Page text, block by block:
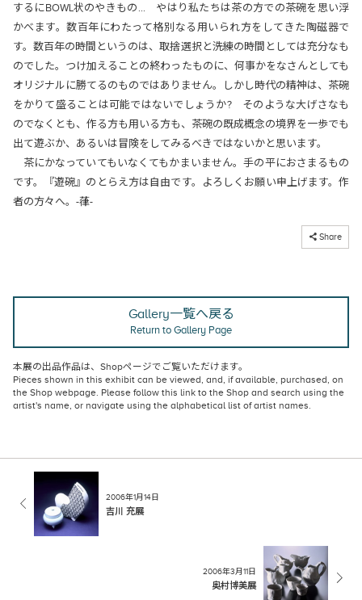
するにBOWL状のやきもの… やはり私たちは茶の方での茶碗を思い浮
かべます。数百年にわたって格別なる用いられ方をしてきた陶磁器で
す。数百年の時間というのは、取捨選択と洗練の時間としては充分なも
のでした。つけ加えることの終わったものに、何事かをなさんとしても
オリジナルに勝てるのものではありません。しかし時代の精神は、茶碗
をかりて盛ることは可能ではないでしょうか? そのような大げさなも
のでなくとも、作る方も用いる方も、茶碗の既成概念の境界を一歩でも
出て遊ぶか、あるいは冒険をしてみるべきではないかと思います。
茶にかなっていてもいなくてもかまいません。手の平におさまるもの
です。『遊碗』のとらえ方は自由です。よろしくお願い申上げます。作
者の方々へ。-葎-
Share
コピーしました
Gallery一覧へ戻る
Return to Gallery Page
本展の出品作品は、 Shopページでご覧いただけます。
Pieces shown in this exhibit can be viewed, and, if available, purchased, on
the Shop webpage. Please follow this link to the Shop and search using the
artist's name, or navigate using the alphabetical list of artist names.
2006年1月14日
吉川 充展
2006年3月11日
奥村博美展